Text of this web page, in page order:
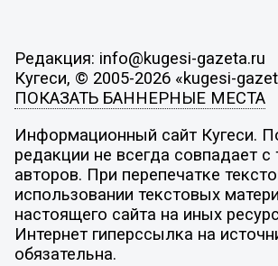
Редакция: info@kugesi-gazeta.ru
Кугеси, © 2005-2026 «kugesi-
ПОКАЗАТЬ БАННЕРНЫЕ МЕСТА
Информационный сайт Кугеси.
редакции не всегда совпадает с
авторов. При перепечатке
использовании текстовых
настоящего сайта на иных
Интернет гиперссылка на
обязательна.